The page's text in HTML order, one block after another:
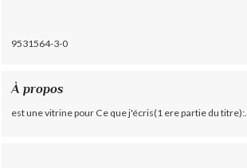
9531564-3-0
À propos
est une vitrine pour Ce que j'écris(1 ere partie du titre):...